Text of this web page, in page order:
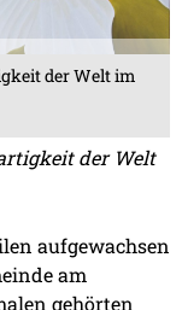
der Welt im
der Welt
aufgewachsen
am
gehörten